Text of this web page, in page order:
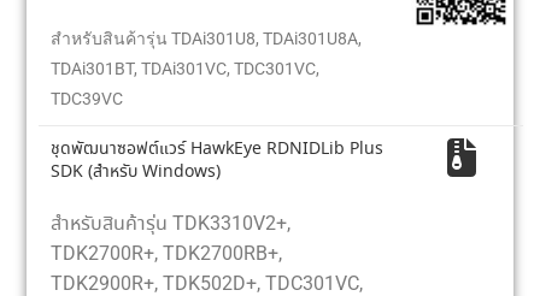
สำหรับสินค้ารุ่นTDAi301U8, TDAi301U8A,
TDAi301BT, TDAi301VC, TDC301VC,
TDC39VC
ชุดพัฒนาซอฟต์แวร์ HawkEye RDNIDLib Plus
SDK (สำหรับ Windows)
สำหรับสินค้ารุ่น TDK3310V2+,
TDK2700R+, TDK2700RB+,
TDK2900R+, TDK502D+, TDC301VC,